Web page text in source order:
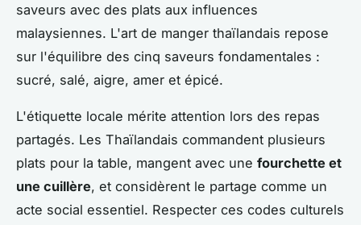
saveurs avec des plats aux influences
malaysiennes. L'art de manger thaïlandais repose
sur l'équilibre des cinq saveurs fondamentales :
sucré, salé, aigre, amer et épicé.
L'étiquette locale mérite attention lors des repas
partagés. Les Thaïlandais commandent plusieurs
plats pour la table, mangent avec une fourchette et
une cuillère, et considèrent le partage comme un
acte social essentiel. Respecter ces codes culturels